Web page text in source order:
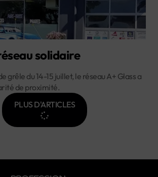
solidaire
grêle du 14-15 juillet, le réseau A+ Glass a
de proximité.
PLUS D'ARTICLES